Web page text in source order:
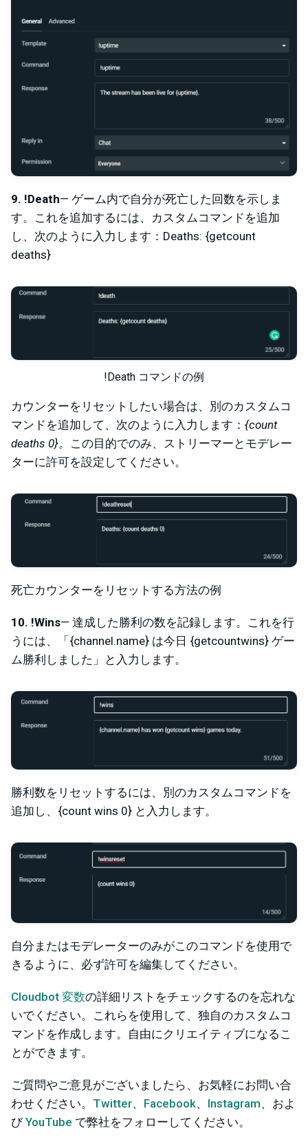
9. !Death— ゲーム内で自分が死亡した回数を示しま
す。これを追加するには、カスタムコマンドを追加
し、次のように入力します：Deaths: {getcount
deaths}
!Death コマンドの例
カウンターをリセットしたい場合は、別のカスタムコ
マンドを追加して、次のように入力します： {count
deaths 0}。 この目的でのみ、ストリーマーとモデレー
ターに許可を設定してください。
死亡カウンターをリセットする方法の例
10. !Wins— 達成した勝利の数を記録します。これを行
うには、「{channel.name} は今日 {getcountwins} ゲー
ム勝利しました」と入力します。
勝利数をリセットするには、別のカスタムコマンドを
追加し、{count wins 0} と入力します。
自分またはモデレーターのみがこのコマンドを使用で
きるように、必ず許可を編集してください。
Cloudbot 変数の詳細リストをチェックするのを忘れな
いでください。これらを使用して、独自のカスタムコ
マンドを作成します。自由にクリエイティブになるこ
とができます。
ご質問やご意見がございましたら、お気軽にお問い合
わせください。 Twitter、 Facebook、 Instagram、およ
び YouTube で弊社をフォローしてください。